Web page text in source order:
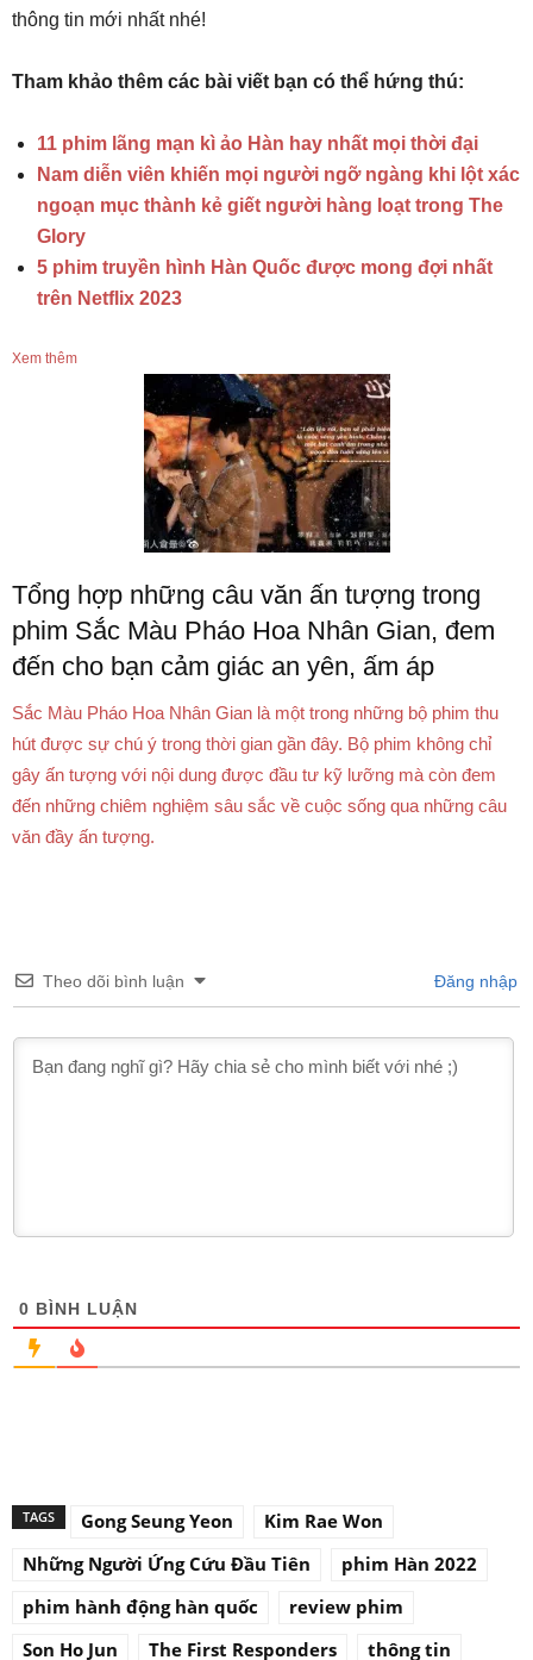
thông tin mới nhất nhé!
Tham khảo thêm các bài viết bạn có thể hứng thú:
11 phim lãng mạn kì ảo Hàn hay nhất mọi thời đại
Nam diễn viên khiến mọi người ngỡ ngàng khi lột xác
ngoạn mục thành kẻ giết người hàng loạt trong The
Glory
5 phim truyền hình Hàn Quốc được mong đợi nhất
trên Netflix 2023
Xem thêm
Tổng hợp những câu văn ấn tượng trong
phim Sắc Màu Pháo Hoa Nhân Gian, đem
đến cho bạn cảm giác an yên, ấm áp
Sắc Màu Pháo Hoa Nhân Gian là một trong những bộ phim thu
hút được sự chú ý trong thời gian gần đây. Bộ phim không chỉ
gây ấn tượng với nội dung được đầu tư kỹ lưỡng mà còn đem
đến những chiêm nghiệm sâu sắc về cuộc sống qua những câu
văn đầy ấn tượng.
Theo dõi bình luận Đăng nhập
0 BÌNH LUẬN
TAGS Gong Seung Yeon
Kim Rae Won
Những Người Ứng Cứu Đầu Tiên
phim Hàn 2022
phim hành động hàn quốc
review phim
Son Ho Jun
The First Responders thông tin